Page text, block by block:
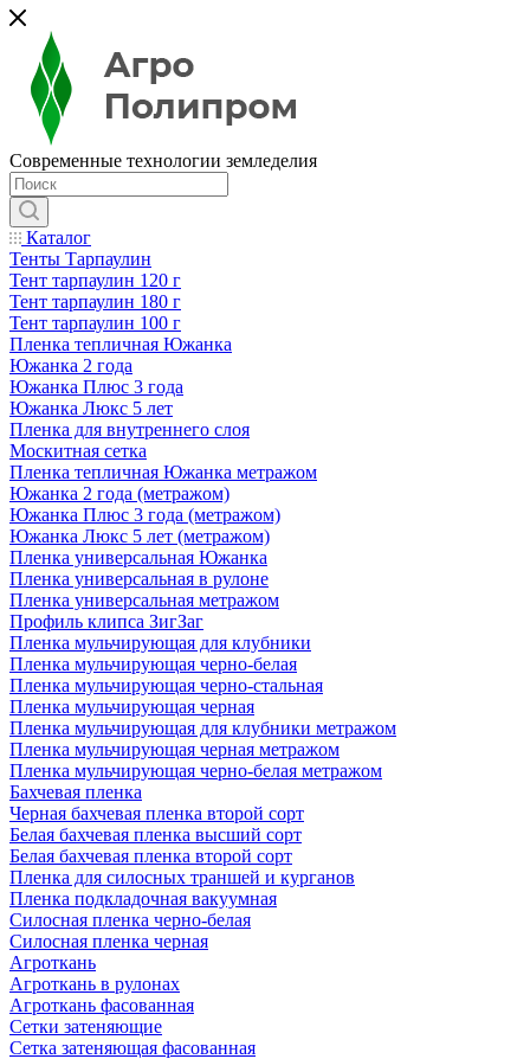
Современные технологии земледелия
Каталог
Тенты Тарпаулин
Тент тарпаулин 120 г
Тент тарпаулин 180 г
Тент тарпаулин 100 г
Пленка тепличная Южанка
Южанка 2 года
Южанка Плюс 3 года
Южанка Люкс 5 лет
Пленка для внутреннего слоя
Москитная сетка
Пленка тепличная Южанка метражом
Южанка 2 года (метражом)
Южанка Плюс 3 года (метражом)
Южанка Люкс 5 лет (метражом)
Пленка универсальная Южанка
Пленка универсальная в рулоне
Пленка универсальная метражом
Профиль клипса ЗигЗаг
Пленка мульчирующая для клубники
Пленка мульчирующая черно-белая
Пленка мульчирующая черно-стальная
Пленка мульчирующая черная
Пленка мульчирующая для клубники метражом
Пленка мульчирующая черная метражом
Пленка мульчирующая черно-белая метражом
Бахчевая пленка
Черная бахчевая пленка второй сорт
Белая бахчевая пленка высший сорт
Белая бахчевая пленка второй сорт
Пленка для силосных траншей и курганов
Пленка подкладочная вакуумная
Силосная пленка черно-белая
Силосная пленка черная
Агроткань
Агроткань в рулонах
Агроткань фасованная
Сетки затеняющие
Сетка затеняющая фасованная